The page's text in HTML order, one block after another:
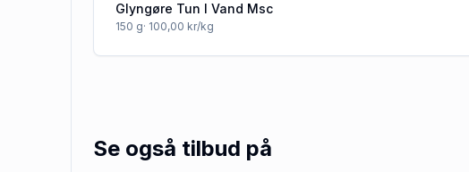
Glyngøre Tun I Vand Msc
150 g· 100,00 kr/kg
Se også tilbud på